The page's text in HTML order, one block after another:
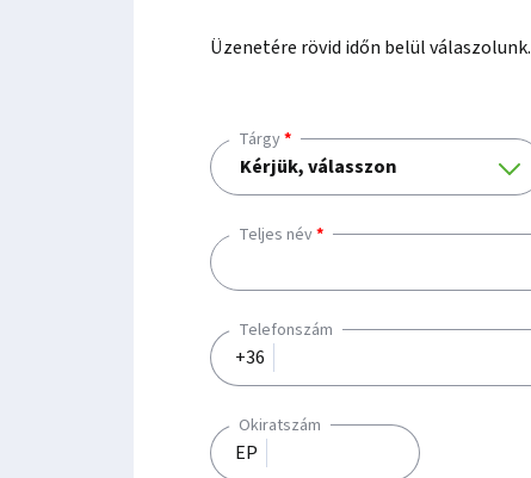
Üzenetére rövid időn belül válaszolunk.
Tárgy
Kérjük, válasszon
Teljes név
+36
Telefonszám
EP
Okiratszám